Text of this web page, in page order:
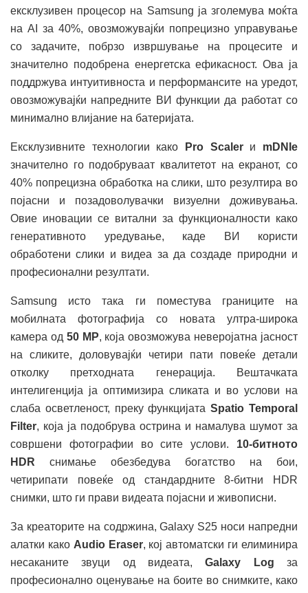
ексклузивен процесор на Samsung ја зголемува моќта
на AI за 40%, овозможувајќи попрецизно управување
со задачите, побрзо извршување на процесите и
значително подобрена енергетска ефикасност. Ова ја
поддржува интуитивноста и перформансите на уредот,
овозможувајќи напредните ВИ функции да работат со
минимално влијание на батеријата.
Ексклузивните технологии како Pro Scalerи mDNIe
значително го подобруваат квалитетот на екранот, со
40% попрецизна обработка на слики, што резултира во
појасни и позадоволувачки визуелни доживувања.
Овие иновации се витални за функционалности како
генеративното уредување, каде ВИ користи
обработени слики и видеа за да создаде природни и
професионални резултати.
Samsung исто така ги поместува границите на
мобилната фотографија со новата ултра-широка
камера од 50 MP, која овозможува неверојатна јасност
на сликите, доловувајќи четири пати повеќе детали
отколку претходната генерација. Вештачката
интелигенција ја оптимизира сликата и во услови на
слаба осветленост, преку функцијатаSpatio Temporal
Filter, која ја подобрува острина и намалува шумот за
совршени фотографии во сите услови. 10-битното
HDR снимање обезбедува богатство на бои,
четирипати повеќе од стандардните 8-битни HDR
снимки, што ги прави видеата појасни и живописни.
За креаторите на содржина, Galaxy S25 носи напредни
алатки како Audio Eraser, кој автоматски ги елиминира
несаканите звуци од видеата, Galaxy Log за
професионално оценување на боите во снимките, како